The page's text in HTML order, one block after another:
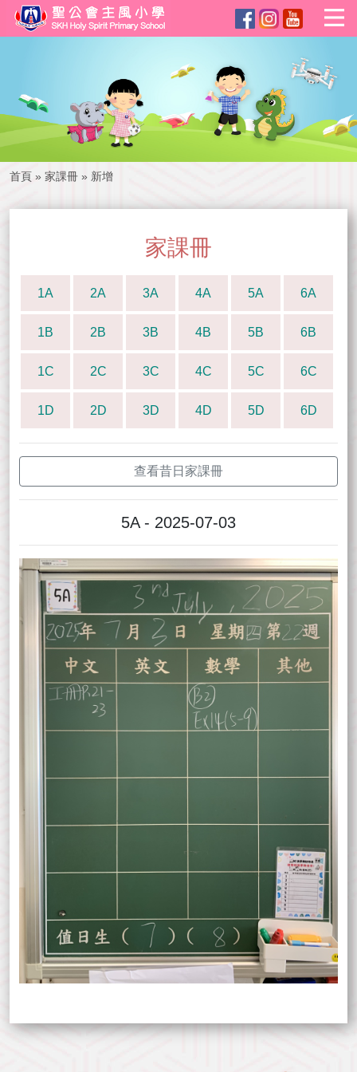
首頁 » 家課冊 » 新增
家課冊
1A 2A 3A 4A 5A 6A
1B 2B 3B 4B 5B 6B
1C 2C 3C 4C 5C 6C
1D 2D 3D 4D 5D 6D
查看昔日家課冊
5A - 2025-07-03